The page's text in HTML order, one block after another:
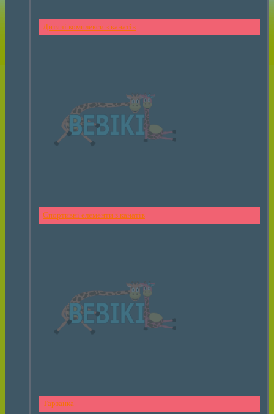
Дитячі комплекси з канатів
Спортивні елементи з канатів
Тарзанка